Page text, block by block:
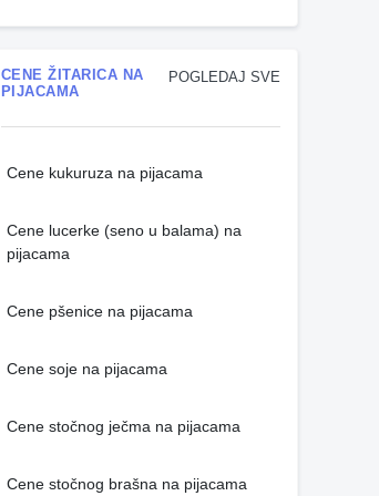
POGLEDAJ SVE
CENE ŽITARICA NA
PIJACAMA
Cene kukuruza na pijacama
Cene lucerke (seno u balama) na
pijacama
Cene pšenice na pijacama
Cene soje na pijacama
Cene stočnog ječma na pijacama
Cene stočnog brašna na pijacama